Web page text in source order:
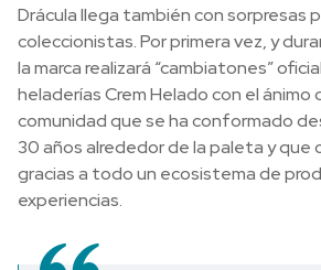
Drácula llega también con sorpresas
coleccionistas. Por primera vez, y
la marca realizará “cambiatones”
heladerías Crem Helado con el ánimo
comunidad que se ha conformado
30 años alrededor de la paleta y que
gracias a todo un ecosistema de
experiencias.